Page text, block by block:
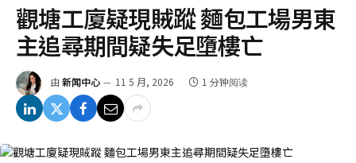
觀塘工廈疑現賊蹤 麵包工場男東
主追尋期間疑失足墮樓亡
由 新闻中心 11 5 月, 2026 1 分钟阅读